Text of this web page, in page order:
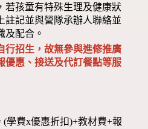
若孩童有特殊生理及健康狀
註記並與營隊承辦人聯絡並
及配合。
行招生，故無參與進修推廣
優惠、接送及代訂餐點等服
(學費x優惠折扣)+教材費+報